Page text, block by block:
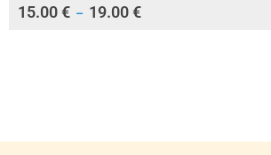
15.00€ – 19.00€